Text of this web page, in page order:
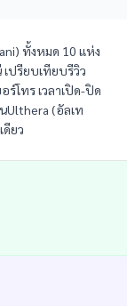
ทั้งหมด 10 แห่ง
ปรียบเทียบรีวิว
โทร เวลาเปิด-ปิด
Ulthera (อัลเท
ยว